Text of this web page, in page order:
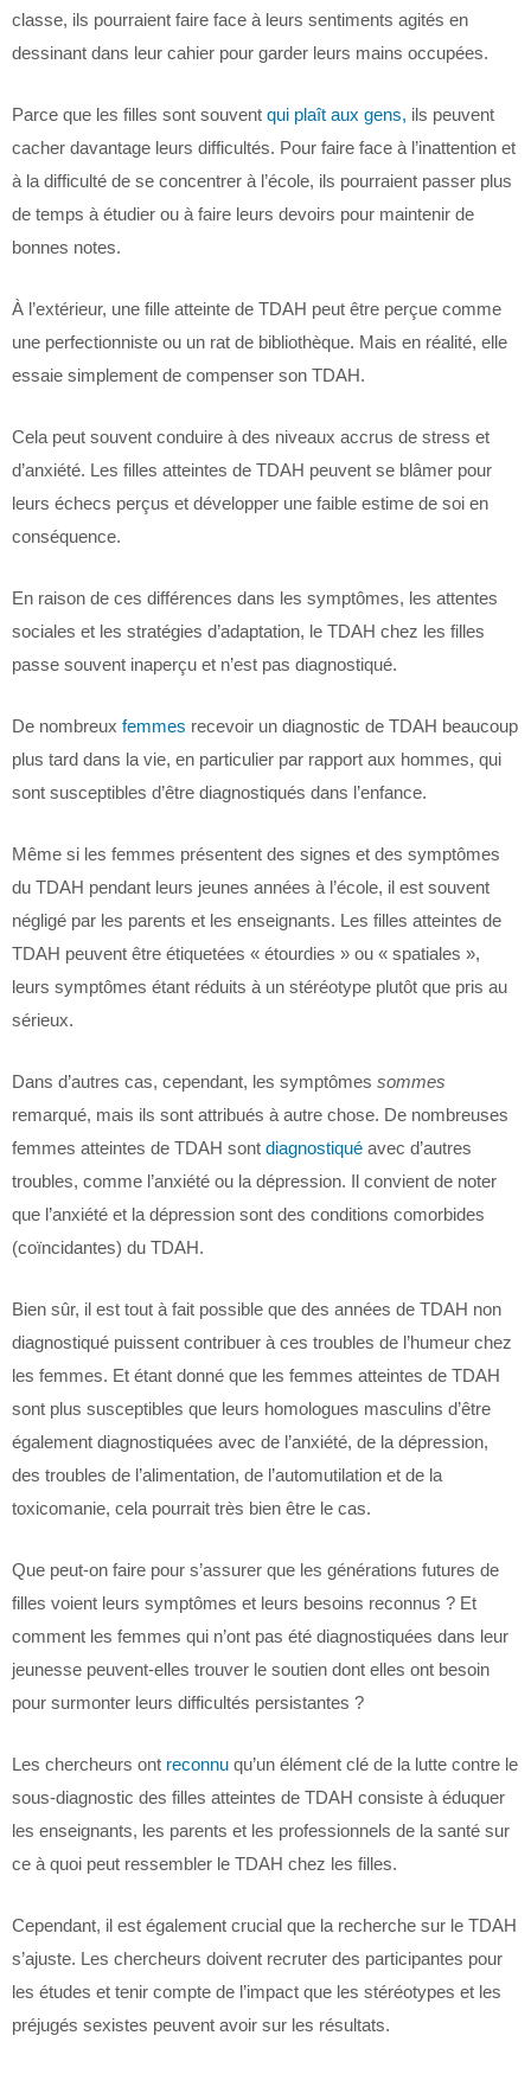
classe, ils pourraient faire face à leurs sentiments agités en
dessinant dans leur cahier pour garder leurs mains occupées.
Parce que les filles sont souvent qui plaît aux gens, ils peuvent
cacher davantage leurs difficultés. Pour faire face à l’inattention et
à la difficulté de se concentrer à l’école, ils pourraient passer plus
de temps à étudier ou à faire leurs devoirs pour maintenir de
bonnes notes.
À l’extérieur, une fille atteinte de TDAH peut être perçue comme
une perfectionniste ou un rat de bibliothèque. Mais en réalité, elle
essaie simplement de compenser son TDAH.
Cela peut souvent conduire à des niveaux accrus de stress et
d’anxiété. Les filles atteintes de TDAH peuvent se blâmer pour
leurs échecs perçus et développer une faible estime de soi en
conséquence.
En raison de ces différences dans les symptômes, les attentes
sociales et les stratégies d’adaptation, le TDAH chez les filles
passe souvent inaperçu et n’est pas diagnostiqué.
De nombreux femmes recevoir un diagnostic de TDAH beaucoup
plus tard dans la vie, en particulier par rapport aux hommes, qui
sont susceptibles d’être diagnostiqués dans l’enfance.
Même si les femmes présentent des signes et des symptômes
du TDAH pendant leurs jeunes années à l’école, il est souvent
négligé par les parents et les enseignants. Les filles atteintes de
TDAH peuvent être étiquetées « étourdies » ou « spatiales »,
leurs symptômes étant réduits à un stéréotype plutôt que pris au
sérieux.
Dans d’autres cas, cependant, les symptômes sommes
remarqué, mais ils sont attribués à autre chose. De nombreuses
femmes atteintes de TDAH sont diagnostiqué avec d’autres
troubles, comme l’anxiété ou la dépression. Il convient de noter
que l’anxiété et la dépression sont des conditions comorbides
(coïncidantes) du TDAH.
Bien sûr, il est tout à fait possible que des années de TDAH non
diagnostiqué puissent contribuer à ces troubles de l’humeur chez
les femmes. Et étant donné que les femmes atteintes de TDAH
sont plus susceptibles que leurs homologues masculins d’être
également diagnostiquées avec de l’anxiété, de la dépression,
des troubles de l’alimentation, de l’automutilation et de la
toxicomanie, cela pourrait très bien être le cas.
Que peut-on faire pour s’assurer que les générations futures de
filles voient leurs symptômes et leurs besoins reconnus ? Et
comment les femmes qui n’ont pas été diagnostiquées dans leur
jeunesse peuvent-elles trouver le soutien dont elles ont besoin
pour surmonter leurs difficultés persistantes ?
Les chercheurs ont reconnu qu’un élément clé de la lutte contre le
sous-diagnostic des filles atteintes de TDAH consiste à éduquer
les enseignants, les parents et les professionnels de la santé sur
ce à quoi peut ressembler le TDAH chez les filles.
Cependant, il est également crucial que la recherche sur le TDAH
s’ajuste. Les chercheurs doivent recruter des participantes pour
les études et tenir compte de l’impact que les stéréotypes et les
préjugés sexistes peuvent avoir sur les résultats.